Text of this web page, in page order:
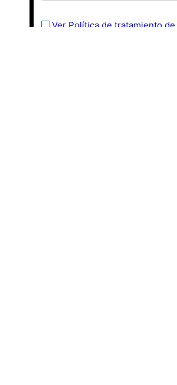
Ver Política de tratamiento